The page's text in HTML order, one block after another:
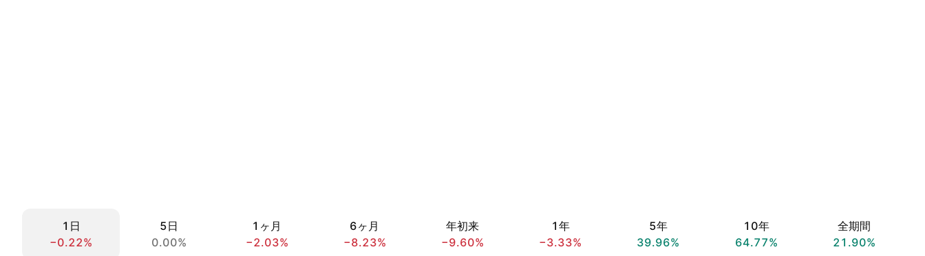
1日
−0.22%
5日
0.00%
1ヶ月
−2.03%
6ヶ月
−8.23%
年初来
−9.60%
1年
−3.33%
5年
39.96%
10年
64.77%
全期間
21.90%